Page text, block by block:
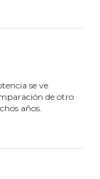
se ve
de otro
años.